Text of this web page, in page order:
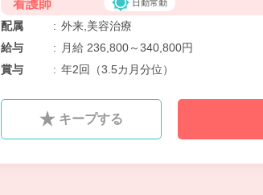
看護師 日勤常勤
配属 : 外来,美容治療
給与
:
月給 236,800～340,800円
賞与
: 年2回（3.5カ月分位）
キープする